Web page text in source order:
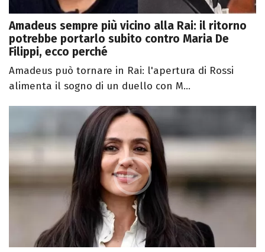
Amadeus sempre più vicino alla Rai: il ritorno
potrebbe portarlo subito contro Maria De
Filippi, ecco perché
Amadeus può tornare in Rai: l'apertura di Rossi
alimenta il sogno di un duello con M...